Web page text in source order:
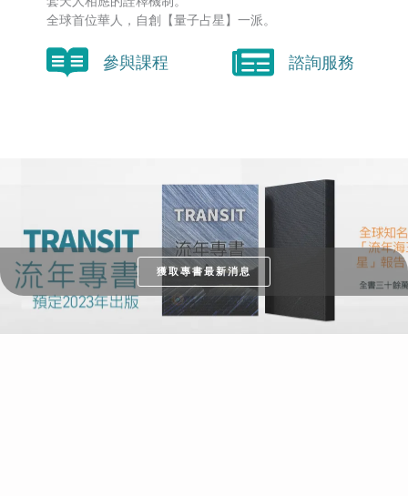
全球首位華人，自創【量子占星】一派。
參與課程 諮詢服務
獲取專書最新消息